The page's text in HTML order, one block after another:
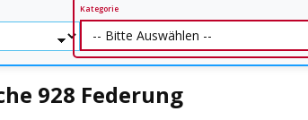
Kategorie
928 Federung